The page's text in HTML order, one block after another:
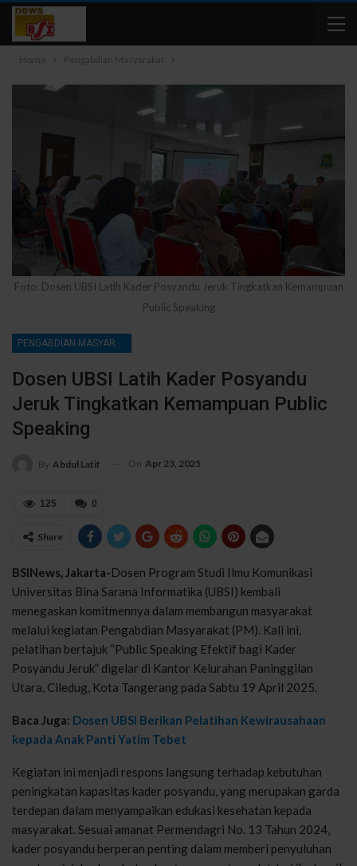
Home Pengabdian Masyarakat
Foto: Dosen UBSI Latih Kader Posyandu Jeruk Tingkatkan Kemampuan
Public Speaking
Dosen UBSI Latih Kader Posyandu
Jeruk Tingkatkan Kemampuan Public
Speaking
By Abdul Latif On Apr 23, 2025
0
125
Share
BSINews, Jakarta-Dosen Program Studi Ilmu Komunikasi
Universitas Bina Sarana Informatika (UBSI) kembali
menegaskan komitmennya dalam membangun masyarakat
melalui kegiatan Pengabdian Masyarakat (PM). Kali ini,
pelatihan bertajuk “Public Speaking Efektif bagi Kader
Posyandu Jeruk” digelar di Kantor Kelurahan Paninggilan
Utara, Ciledug, Kota Tangerang pada Sabtu 19 April 2025.
Baca Juga: Dosen UBSI Berikan Pelatihan Kewirausahaan
kepada Anak Panti Yatim Tebet
Kegiatan ini menjadi respons langsung terhadap kebutuhan
peningkatan kapasitas kader posyandu, yang merupakan garda
terdepan dalam menyampaikan edukasi kesehatan kepada
masyarakat. Sesuai amanat Permendagri No. 13 Tahun 2024,
kader posyandu berperan penting dalam memberi penyuluhan